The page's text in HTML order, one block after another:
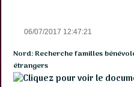
06/07/2017 12:47:21
Nord: Recherche familles
étrangers